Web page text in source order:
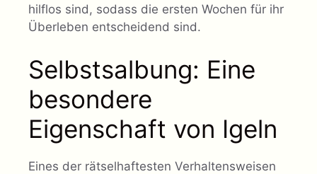
hilflos sind, sodass die ersten Wochen für ihr
Überleben entscheidend sind.
Selbstsalbung: Eine
besondere
Eigenschaft von Igeln
Eines der rätselhaftesten Verhaltensweisen